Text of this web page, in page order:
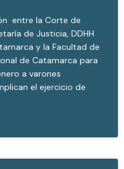
entre la Corte de
de Justicia, DDHH
y la Facultad de
de Catamarca para
a varones
el ejercicio de